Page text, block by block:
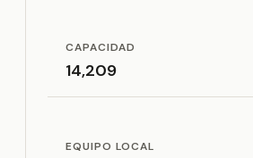
CAPACIDAD
14,209
EQUIPO LOCAL